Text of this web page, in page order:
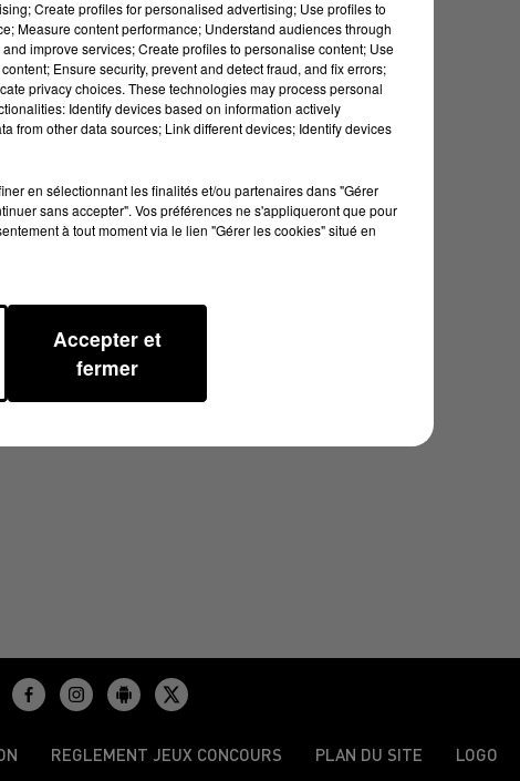
REGLEMENT JEUX CONCOURS PLAN DU SITE LOGO
Create profiles for personalised advertising; Use profiles to
Measure content performance; Understand audiences through
improve services; Create profiles to personalise content; Use
Ensure security, prevent and detect fraud, and fix errors;
privacy choices. These technologies may process personal
Identify devices based on information actively
from other data sources; Link different devices; Identify devices
en sélectionnant les finalités et/ou partenaires dans "Gérer
sans accepter". Vos préférences ne s'appliqueront que pour
à tout moment via le lien "Gérer les cookies" situé en
Accepter et
fermer